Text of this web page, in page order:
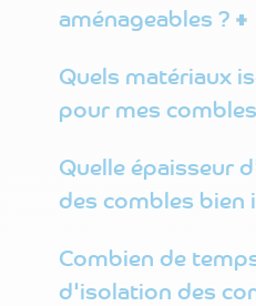
aménageables ?
Quels matériaux
pour mes
Quelle épaisseur
des combles bien
Combien de
d'isolation des